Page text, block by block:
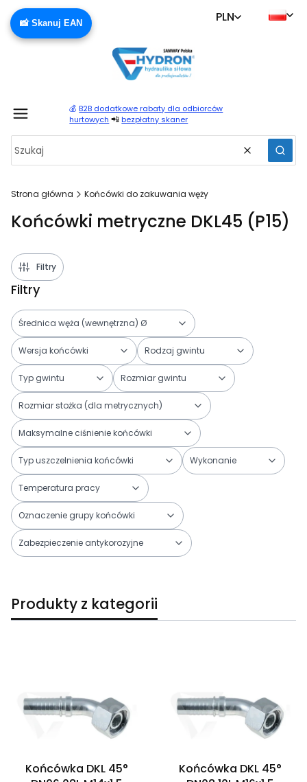
📸 Skanuj EAN PLN
💰 B2B dodatkowe rabaty dla odbiorców
hurtowych 📲 bezpłatny skaner
Wyczyść
Strona główna Końcówki do zakuwania węży
Końcówki metryczne DKL45 (P15)
Filtry
Filtry
Średnica węża (wewnętrzna) Ø
Wersja końcówki Rodzaj gwintu
Typ gwintu Rozmiar gwintu
Rozmiar stożka (dla metrycznych)
Maksymalne ciśnienie końcówki
Typ uszczelnienia końcówki Wykonanie
Temperatura pracy
Oznaczenie grupy końcówki
Zabezpieczenie antykorozyjne
Produkty z kategorii
Końcówka DKL 45°
Końcówka DKL 45°